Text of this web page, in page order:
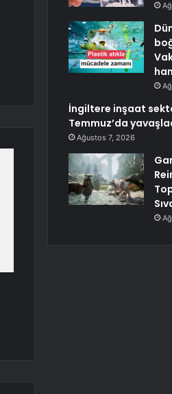
İngiltere inşaat
Temmuz’da
Ağustos 7, 2026